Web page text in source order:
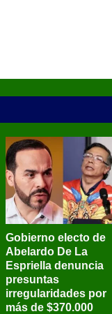
Gobierno electo de
Abelardo De La
Espriella denuncia
presuntas
irregularidades por
más de $370.000